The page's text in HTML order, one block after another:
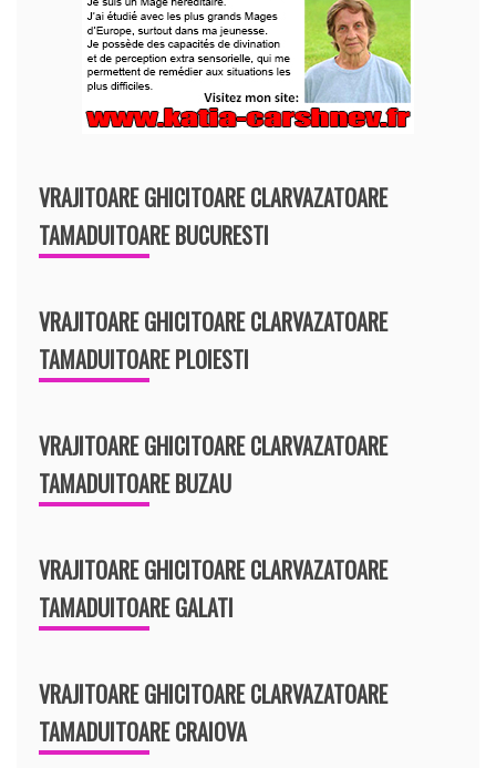
VRAJITOARE GHICITOARE CLARVAZATOARE
TAMADUITOARE BUCURESTI
VRAJITOARE GHICITOARE CLARVAZATOARE
TAMADUITOARE PLOIESTI
VRAJITOARE GHICITOARE CLARVAZATOARE
TAMADUITOARE BUZAU
VRAJITOARE GHICITOARE CLARVAZATOARE
TAMADUITOARE GALATI
VRAJITOARE GHICITOARE CLARVAZATOARE
TAMADUITOARE CRAIOVA